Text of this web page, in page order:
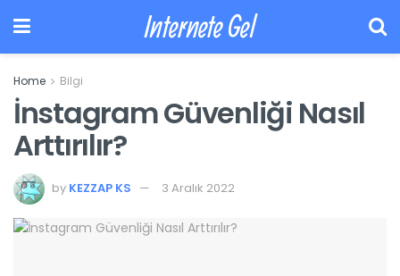
Internete Gel
Home Bilgi
İnstagram Güvenliği Nasıl
Arttırılır?
by KEZZAP KS 3 Aralık 2022